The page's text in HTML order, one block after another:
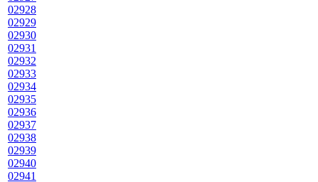
02928
02929
02930
02931
02932
02933
02934
02935
02936
02937
02938
02939
02940
02941